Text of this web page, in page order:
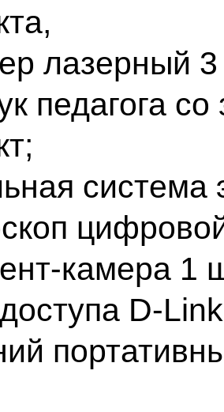
лазерный
педагога
система
камера 1
D-